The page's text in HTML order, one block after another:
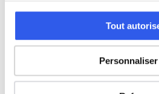
Tout
Personnaliser
Lycée Maurice Eliot — Epinay-
Lycée du Sacré-Coeur — La Ville-
Lycée l'Essouriau — Les Ulis